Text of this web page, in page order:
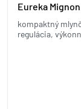
Eureka
kompaktný
regulácia,